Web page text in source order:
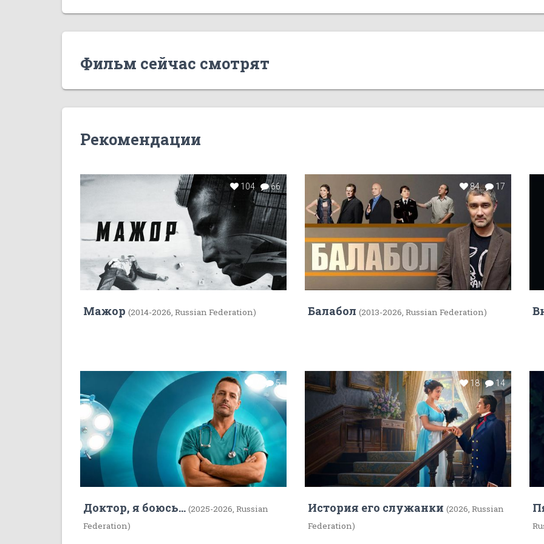
Фильм сейчас смотрят
Рекомендации
104 66
Мажор (2014-2026, Russian Federation)
84 17
Балабол (2013-2026, Russian Federation)
5
Доктор, я боюсь... (2025-2026, Russian
Federation)
18 14
История его служанки (2026, Russian
Federation)